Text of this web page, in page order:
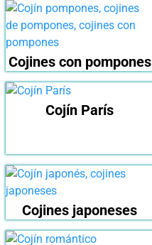
Cojines con pompones
Cojín París
Cojines japoneses